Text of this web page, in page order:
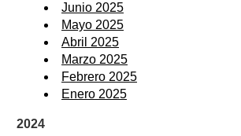
Junio 2025
Mayo 2025
Abril 2025
Marzo 2025
Febrero 2025
Enero 2025
2024